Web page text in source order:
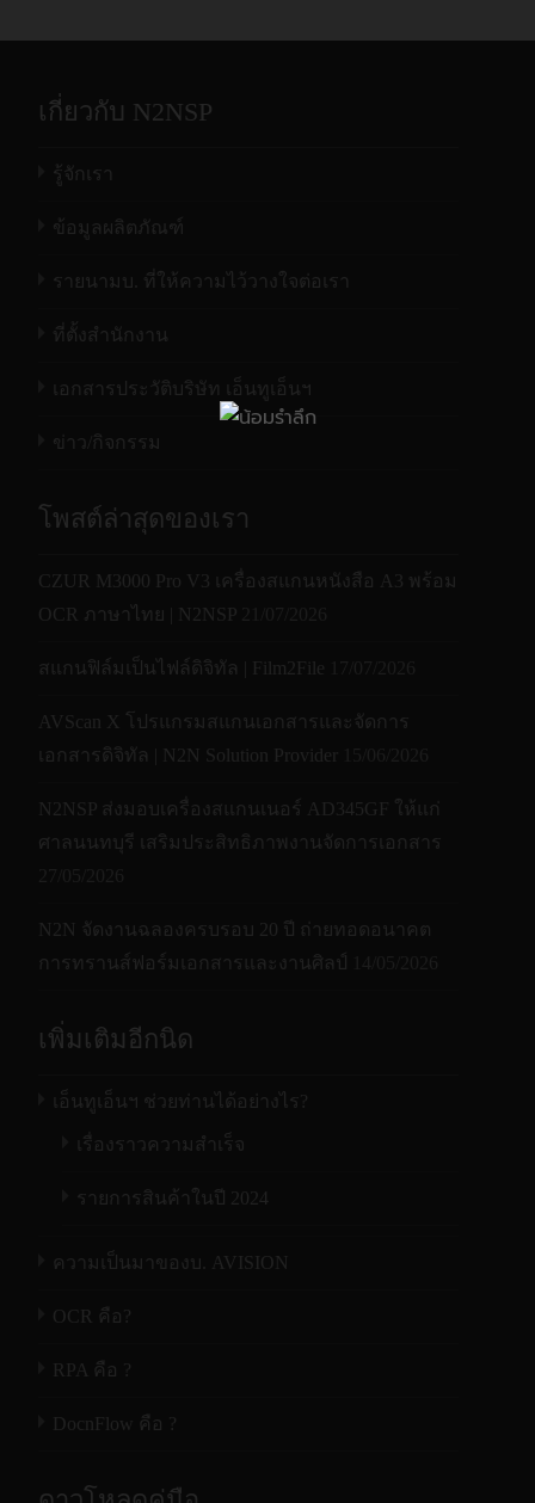
เกี่ยวกับ N2NSP
รู้จักเรา
ข้อมูลผลิตภัณฑ์
รายนามบ. ที่ให้ความไว้วางใจต่อเรา
ที่ตั้งสำนักงาน
เอกสารประวัติบริษัท เอ็นทูเอ็นฯ
ข่าว/กิจกรรม
โพสต์ล่าสุดของเรา
CZUR M3000 Pro V3 เครื่องสแกนหนังสือ A3 พร้อม
OCR ภาษาไทย | N2NSP
สแกนฟิล์มเป็นไฟล์ดิจิทัล | Film2File
AVScan X โปรแกรมสแกนเอกสารและจัดการ
เอกสารดิจิทัล | N2N Solution Provider
N2NSP ส่งมอบเครื่องสแกนเนอร์ AD345GF ให้แก่
ศาลนนทบุรี เสริมประสิทธิภาพงานจัดการเอกสาร
N2N จัดงานฉลองครบรอบ 20 ปี ถ่ายทอดอนาคต
การทรานส์ฟอร์มเอกสารและงานศิลป์
เพิ่มเติมอีกนิด
เอ็นทูเอ็นฯ ช่วยท่านได้อย่างไร?
เรื่องราวความสำเร็จ
รายการสินค้าในปี 2024
ความเป็นมาของบ. AVISION
OCR คือ?
RPA คือ ?
DocnFlow คือ ?